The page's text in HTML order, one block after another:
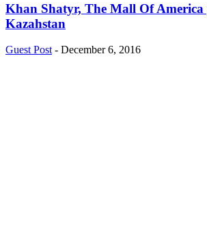
Khan Shatyr, The Mall Of America
Kazahstan
Guest Post - December 6, 2016